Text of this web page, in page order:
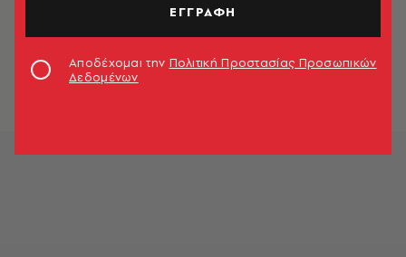
ΕΓΓΡΑΦΗ
Αποδέχομαι την Πολιτική Προστασίας Προσωπικών
Δεδομένων